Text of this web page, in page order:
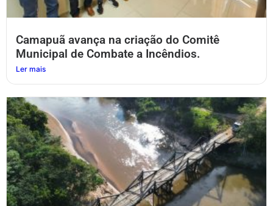
Camapuã avança na criação do Comitê
Municipal de Combate a Incêndios.
Ler mais